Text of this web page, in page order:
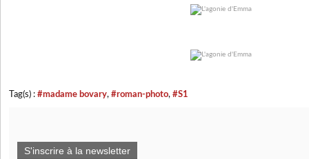
Tag(s) : #madame bovary, #roman-photo, #S1
S'inscrire à la newsletter